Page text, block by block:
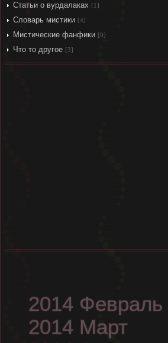
Статьи о вурдалаках [1]
Словарь мистики [4]
Мистические фанфики [0]
Что то другое [3]
2014 Февраль
2014 Март